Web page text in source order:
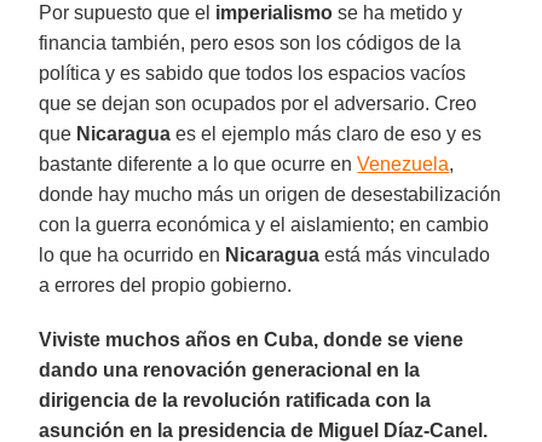
Por supuesto que el imperialismo se ha metido y
financia también, pero esos son los códigos de la
política y es sabido que todos los espacios vacíos
que se dejan son ocupados por el adversario. Creo
que Nicaragua es el ejemplo más claro de eso y es
bastante diferente a lo que ocurre enVenezuela,
donde hay mucho más un origen de desestabilización
con la guerra económica y el aislamiento; en cambio
lo que ha ocurrido en Nicaragua está más vinculado
a errores del propio gobierno.
Viviste muchos años en Cuba, donde se viene
dando una renovación generacional en la
dirigencia de la revolución ratificada con la
asunción en la presidencia de Miguel Díaz-Canel.